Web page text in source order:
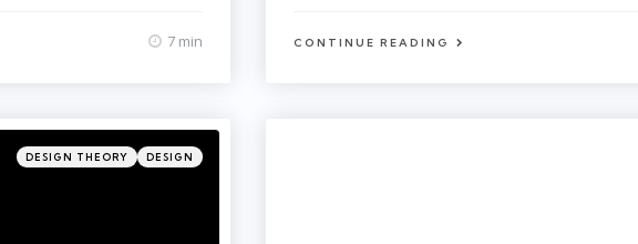
7 min CONTINUE READING
Categories
Posted
in
DESIGN THEORY DESIGN